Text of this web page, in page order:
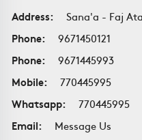
Address:
Sana'a - Faj
Phone:
9671450121
Phone:
9671445993
Mobile:
770445995
Whatsapp:
770445995
Email:
Message Us